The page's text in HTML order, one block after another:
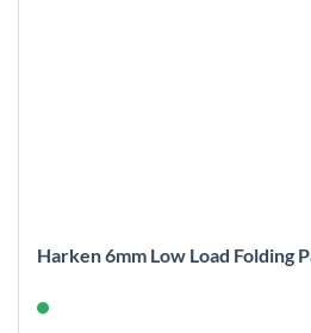
Harken 6mm Low Load Folding